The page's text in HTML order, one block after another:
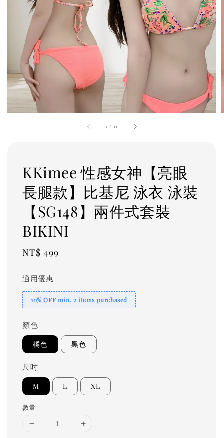
1 / 11
KKimee 性感女神【亮眼
長腿款】比基尼 泳衣 泳裝
【SG148】兩件式套裝
BIKINI
Regular
NT$ 499
適用優惠
10% OFF min. 2 items purchased
顏色
橘色 黑色
尺吋
M L XL
數量